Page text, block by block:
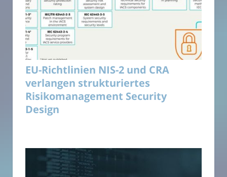
EU-Richtlinien NIS-2 und CRA
verlangen strukturiertes
Risikomanagement Security
Design